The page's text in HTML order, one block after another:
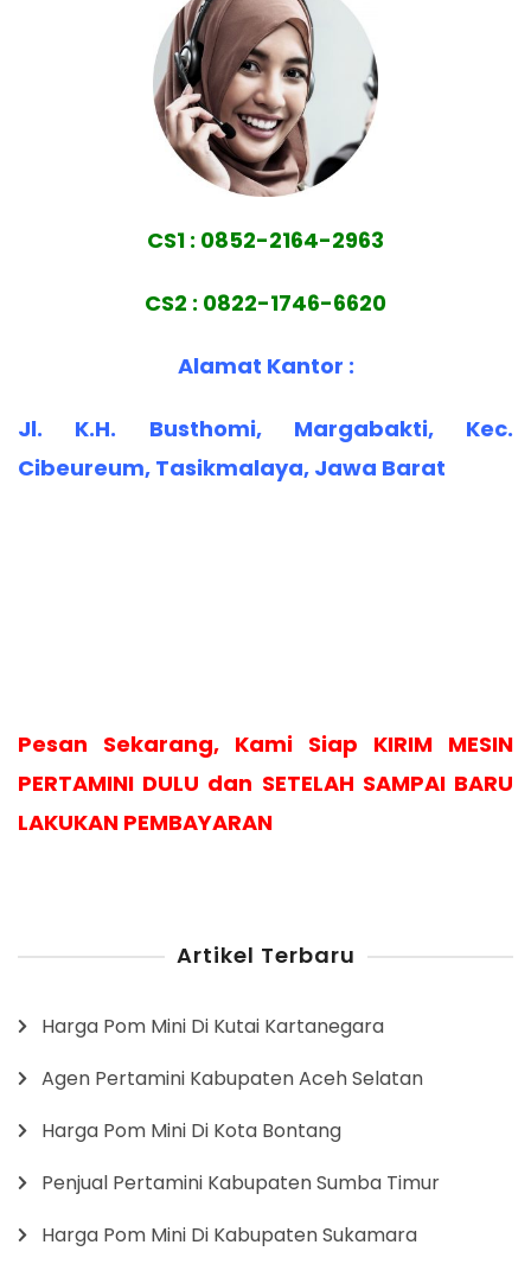
CS1 : 0852-2164-2963
CS2 : 0822-1746-6620
Alamat Kantor :
Jl. K.H. Busthomi, Margabakti, Kec.
Cibeureum, Tasikmalaya, Jawa Barat
Pesan Sekarang, Kami Siap KIRIM MESIN
PERTAMINI DULU dan SETELAH SAMPAI BARU
LAKUKAN PEMBAYARAN
Artikel Terbaru
Harga Pom Mini Di Kutai Kartanegara
Agen Pertamini Kabupaten Aceh Selatan
Harga Pom Mini Di Kota Bontang
Penjual Pertamini Kabupaten Sumba Timur
Harga Pom Mini Di Kabupaten Sukamara